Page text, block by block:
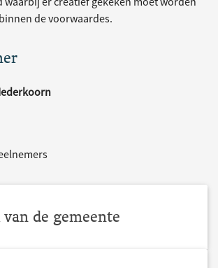
de voorwaardes.
van de gemeente